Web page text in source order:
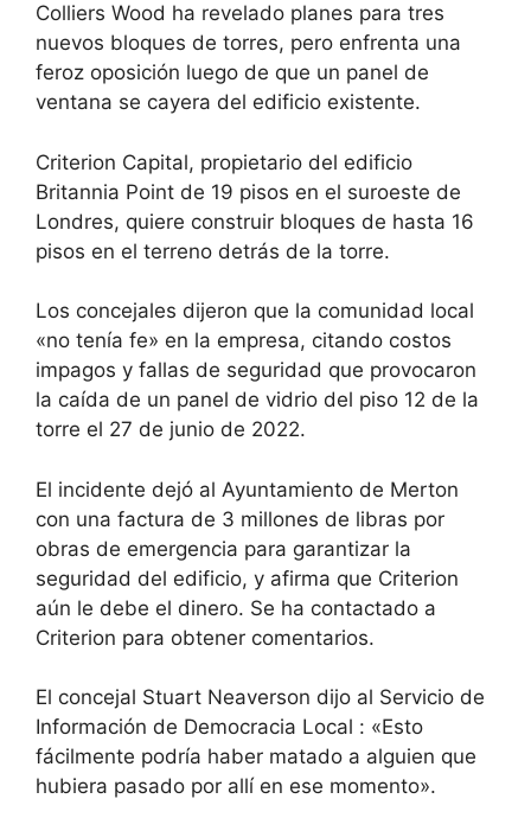
Colliers Wood ha revelado planes para tres
nuevos bloques de torres, pero enfrenta una
feroz oposición luego de que un panel de
ventana se cayera del edificio existente.
Criterion Capital, propietario del edificio
Britannia Point de 19 pisos en el suroeste de
Londres, quiere construir bloques de hasta 16
pisos en el terreno detrás de la torre.
Los concejales dijeron que la comunidad local
«no tenía fe» en la empresa, citando costos
impagos y fallas de seguridad que provocaron
la caída de un panel de vidrio del piso 12 de la
torre el 27 de junio de 2022.
El incidente dejó al Ayuntamiento de Merton
con una factura de 3 millones de libras por
obras de emergencia para garantizar la
seguridad del edificio, y afirma que Criterion
aún le debe el dinero. Se ha contactado a
Criterion para obtener comentarios.
El concejal Stuart Neaverson dijo al Servicio de
Información de Democracia Local : «Esto
fácilmente podría haber matado a alguien que
hubiera pasado por allí en ese momento».